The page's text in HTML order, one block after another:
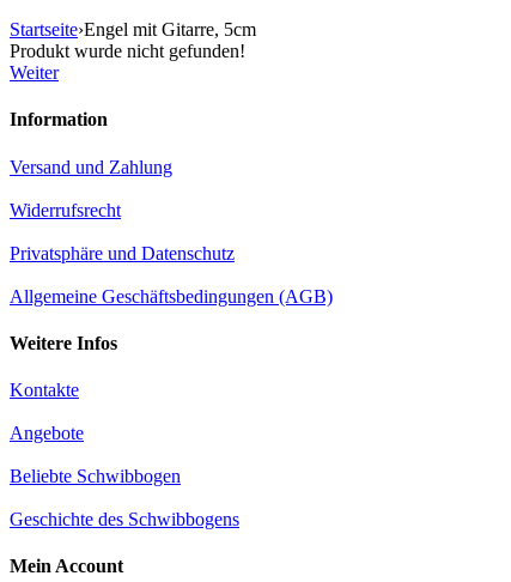
Startseite›Engel mit Gitarre, 5cm
Produkt wurde nicht gefunden!
Weiter
Information
Versand und Zahlung
Widerrufsrecht
Privatsphäre und Datenschutz
Allgemeine Geschäftsbedingungen (AGB)
Weitere Infos
Kontakte
Angebote
Beliebte Schwibbogen
Geschichte des Schwibbogens
Mein Account